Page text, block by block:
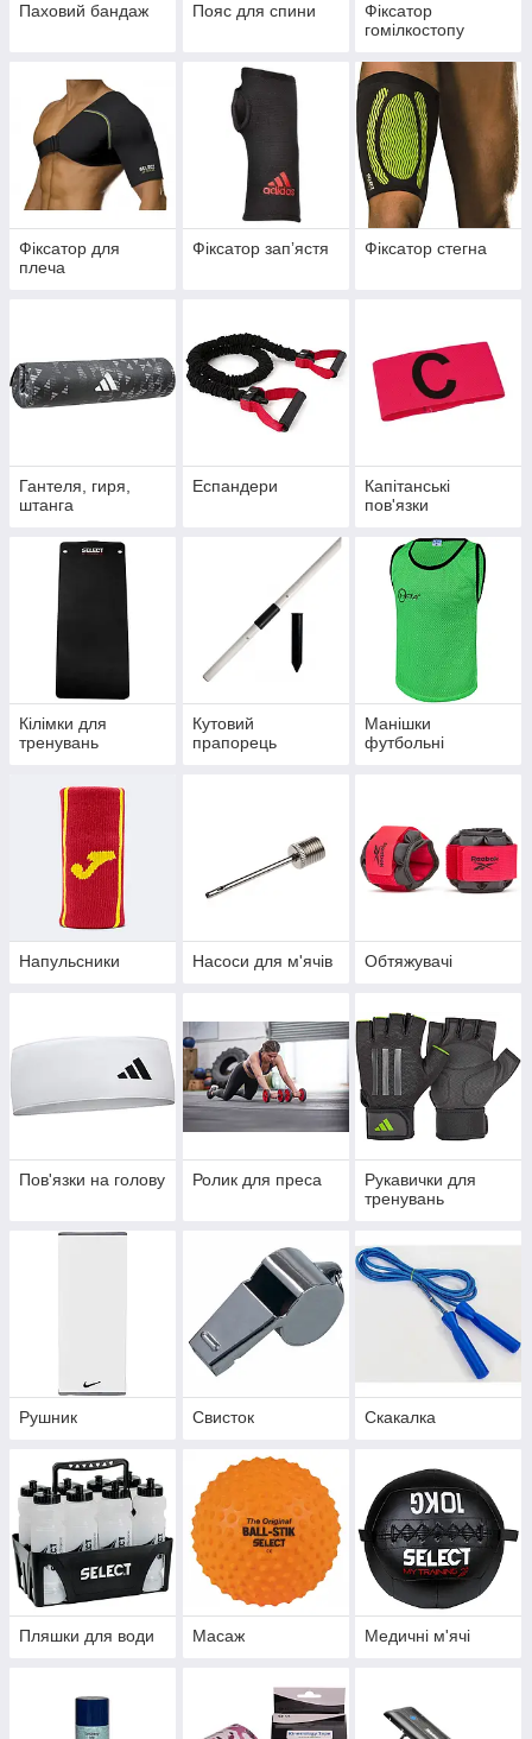
Паховий бандаж Пояс для спини
Фіксатор
гомілкостопу
Фіксатор для
плеча
Фіксатор запʼястя Фіксатор стегна
Гантеля, гиря,
штанга
Еспандери
Капітанські
пов'язки
Кілімки для
тренувань
Кутовий
прапорець
Манішки
футбольні
Напульсники Насоси для м'ячів Обтяжувачі
Пов'язки на голову Ролик для преса
Рукавички для
тренувань
Рушник Свисток Скакалка
Пляшки для води Масаж Медичні м'ячі